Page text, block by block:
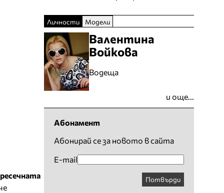
Личности Модели
Валентина
Войкова
Водеща
и още...
Абонамент
Абонирай се за новото в сайта
E-mail
Потвърди